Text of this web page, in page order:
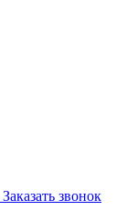
Заказать звонок